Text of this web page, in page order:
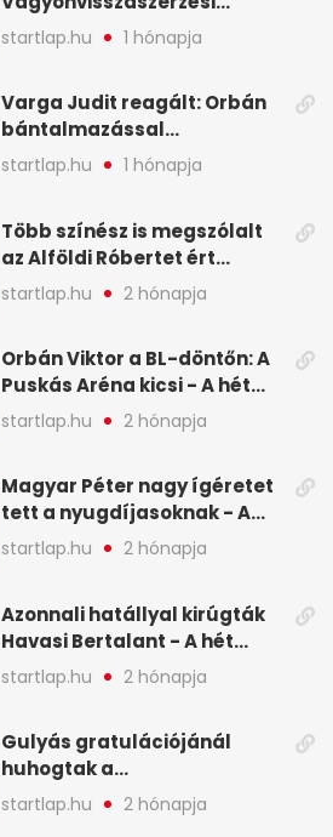
Hivatal - A hét legfontosabb
hírei képekben
startlap.hu 1 hónapja
Varga Judit reagált: Orbán
bántalmazással
kapcsolatban emlegette - A
hét legfontosabb hírei
startlap.hu 1 hónapja
Több színész is megszólalt
az Alföldi Róbertet ért
vádakról - A hét
legfontosabb hírei
startlap.hu 2 hónapja
Orbán Viktor a BL-döntőn: A
Puskás Aréna kicsi - A hét
legfontosabb hírei képeken
startlap.hu 2 hónapja
Magyar Péter nagy ígéretet
tett a nyugdíjasoknak - A
hét legfontosabb hírei
képekben
startlap.hu 2 hónapja
Azonnali hatállyal kirúgták
Havasi Bertalant - A hét
legfontosabb hírei
képekben
startlap.hu 2 hónapja
Gulyás gratulációjánál
huhogtak a
leghangosabban, miután
Magyart miniszterelnökké
startlap.hu 2 hónapja